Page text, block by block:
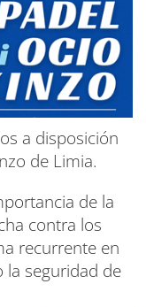
a disposición
de Limia.
de la
contra los
recurrente en
la seguridad de